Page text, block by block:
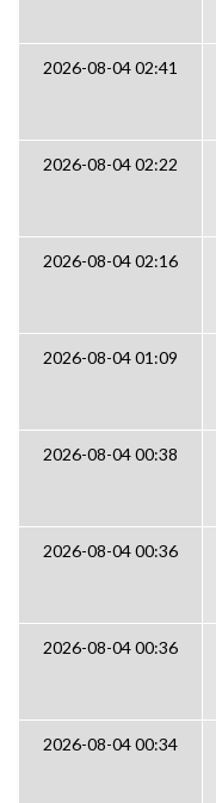
2026-08-04 02:41
2026-08-04 02:22
2026-08-04 02:16
2026-08-04 01:09
2026-08-04 00:38
2026-08-04 00:36
2026-08-04 00:36
2026-08-04 00:34